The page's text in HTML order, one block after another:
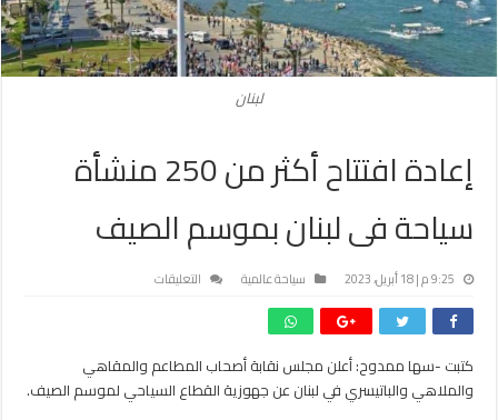
لبنان
إعادة افتتاح أكثر من 250 منشأة
سياحة فى لبنان بموسم الصيف
9:25 م | 18 أبريل، 2023 سياحة عالمية التعليقات
من
250
كتبت -سها ممدوح: أعلن مجلس نقابة أصحاب المطاعم والمقاهي
والملاهي والباتيسري في لبنان عن جهوزية القطاع السياحي لموسم الصيف.